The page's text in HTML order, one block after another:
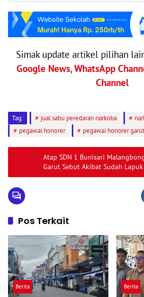
Simak update artikel pilihan
Google News,WhatsApp
Channel
Tag: jual sabu peredaran narkoba
pegawai honorer
pegawai honorer garut
Atap SDN 1 Bunisari
Garut Sebut Akibat Sudah Lapuk
Pos Terkait
Berita Berita